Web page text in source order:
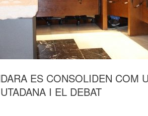
ES CONSOLIDEN COM
I EL DEBAT